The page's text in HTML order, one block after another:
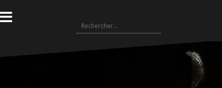
au
contenu
Rechercher :